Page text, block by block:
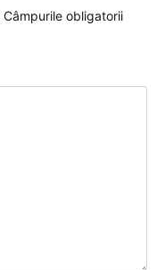
Câmpurile obligatorii